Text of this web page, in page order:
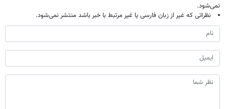
نمی‌شود.
نظراتی که غیر از زبان فارسی یا غیر مرتبط با خبر باشد منتشر نمی‌شود.